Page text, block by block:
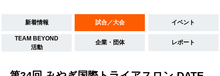
新着情報 試合／大会 イベント
TEAM BEYOND
活動
企業・団体 レポート